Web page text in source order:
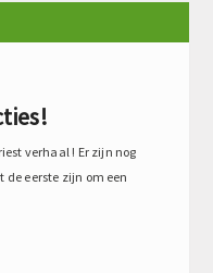
verhaal ! Er zijn nog
de eerste zijn om een